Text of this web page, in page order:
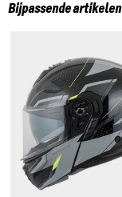
Bijpassende artikelen